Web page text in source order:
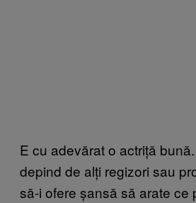
E cu adevărat o actriță
depind de alți regizori sau
să-i ofere șansă să arate ce